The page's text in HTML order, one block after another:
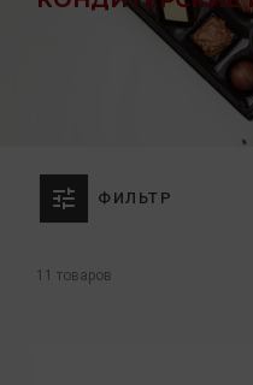
ФИЛЬТР
11 товаров